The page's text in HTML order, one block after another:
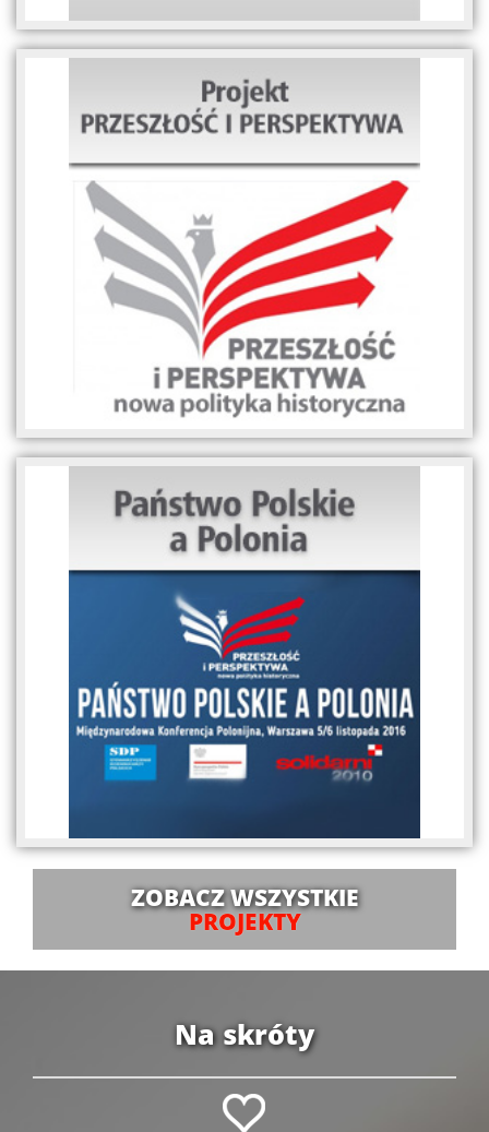
ZOBACZ WSZYSTKIE
PROJEKTY
Na skróty